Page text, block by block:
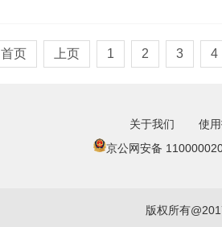
首页 上页 1 2 3 4
关于我们
使
京公网安备
版权所有